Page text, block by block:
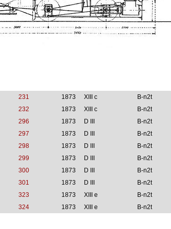
231 1873 XIII c B-n2t
232 1873 XIII c B-n2t
296 1873 D III B-n2t
297 1873 D III B-n2t
298 1873 D III B-n2t
299 1873 D III B-n2t
300 1873 D III B-n2t
301 1873 D III B-n2t
323 1873 XIII e B-n2t
324 1873 XIII e B-n2t